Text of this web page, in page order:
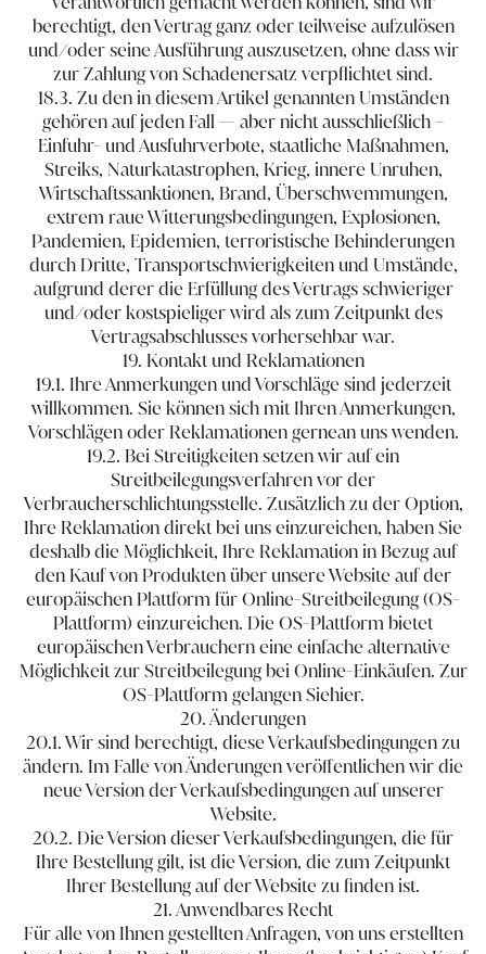
berechtigt, den Vertrag ganz oder teilweise aufzulösen
und/oder seine Ausführung auszusetzen, ohne dass wir
zur Zahlung von Schadenersatz verpflichtet sind.
18.3. Zu den in diesem Artikel genannten Umständen
gehören auf jeden Fall ​–​​-​ aber nicht ausschließlich ​–​
Einfuhr- und Ausfuhrverbote, staatliche Maßnahmen,
Streiks, Naturkatastrophen, Krieg, innere Unruhen,
Wirtschaftssanktionen, Brand, Überschwemmungen,
extrem raue Witterungsbedingungen, Explosionen,
Pandemien, Epidemien, terroristische Behinderungen
durch Dritte, Transportschwierigkeiten und Umstände,
aufgrund derer die Erfüllung des Vertrags schwieriger
und/oder kostspieliger wird als zum Zeitpunkt des
Vertragsabschlusses vorhersehbar war.
19. Kontakt und Reklamationen
19.1. Ihre Anmerkungen und Vorschläge sind jederzeit
willkommen. Sie können sich mit Ihren Anmerkungen,
Vorschlägen oder Reklamationen gernean uns ​wenden.
19.2. Bei Streitigkeiten setzen wir auf ein
Streitbeilegungsverfahren vor der
Verbraucherschlichtungsstelle. Zusätzlich zu der Option,
Ihre Reklamation direkt bei uns einzureichen, haben Sie
deshalb die Möglichkeit, Ihre Reklamation in Bezug auf
den Kauf von Produkten über unsere Website auf der
europäischen Plattform für Online-Streitbeilegung (OS-
Plattform) einzureichen. Die OS-Plattform bietet
europäischen Verbrauchern eine einfache alternative
Möglichkeit zur Streitbeilegung bei Online-Einkäufen. Zur
OS-Plattform gelangen Siehier.
20. Änderungen
20.1. Wir sind berechtigt, diese Verkaufsbedingungen zu
ändern. Im Falle von Änderungen veröffentlichen wir die
neue Version der Verkaufsbedingungen auf unserer
Website.
20.2. Die Version dieser Verkaufsbedingungen, die für
Ihre Bestellung gilt, ist die Version, die zum Zeitpunkt
Ihrer Bestellung auf der Website zu finden ist.
21. Anwendbares Recht
Für alle von Ihnen gestellten Anfragen, von uns erstellten